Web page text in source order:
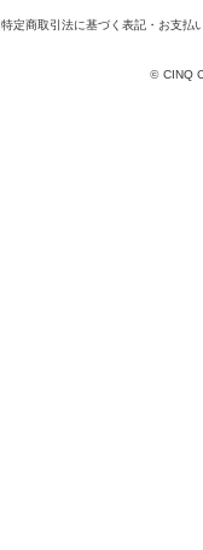
特定商取引法に基づく表記 ・ お支払
© CINQ